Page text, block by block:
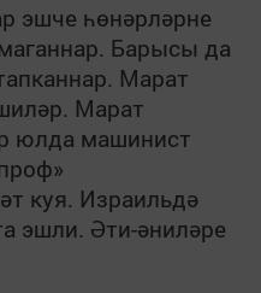
эшче һөнәрләрне
Барысы да
Марат
Марат
юлда машинист
куя. Израильдә
эшли. Әти-әниләре